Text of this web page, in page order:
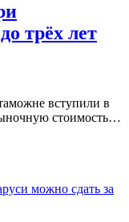
трёх лет
вступили в
стоимость…
можно сдать за